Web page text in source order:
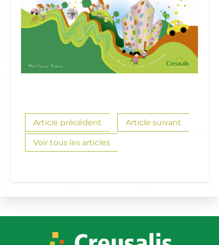
Article précédent Article suivant
Voir tous les articles